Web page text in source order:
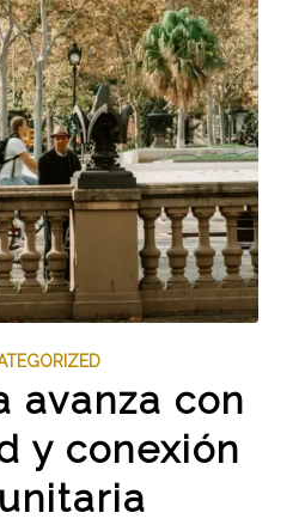
avanza con
y conexión